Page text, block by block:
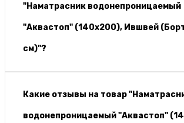
"Наматрасник водонепроницаемый
"Аквастоп" (140х200), Ившвей
см)"?
Какие отзывы на товар
водонепроницаемый "Аквастоп"